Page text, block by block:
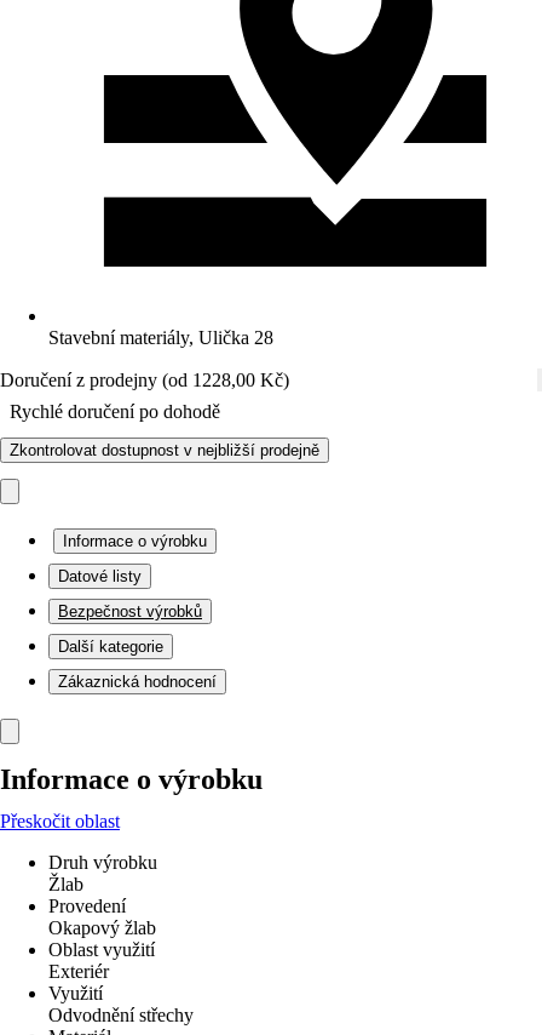
Stavební materiály, Ulička 28
Doručení z prodejny (od 1228,00 Kč)
Rychlé doručení po dohodě
Zkontrolovat dostupnost v nejbližší prodejně
Informace o výrobku
Datové listy
Bezpečnost výrobků
Další kategorie
Zákaznická hodnocení
Informace o výrobku
Přeskočit oblast
Druh výrobku
Žlab
Provedení
Okapový žlab
Oblast využití
Exteriér
Využití
Odvodnění střechy